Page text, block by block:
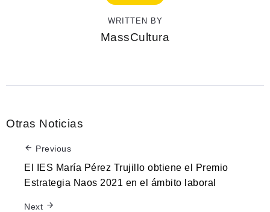
WRITTEN BY
MassCultura
Otras Noticias
Previous
El IES María Pérez Trujillo obtiene el Premio
Estrategia Naos 2021 en el ámbito laboral
Next